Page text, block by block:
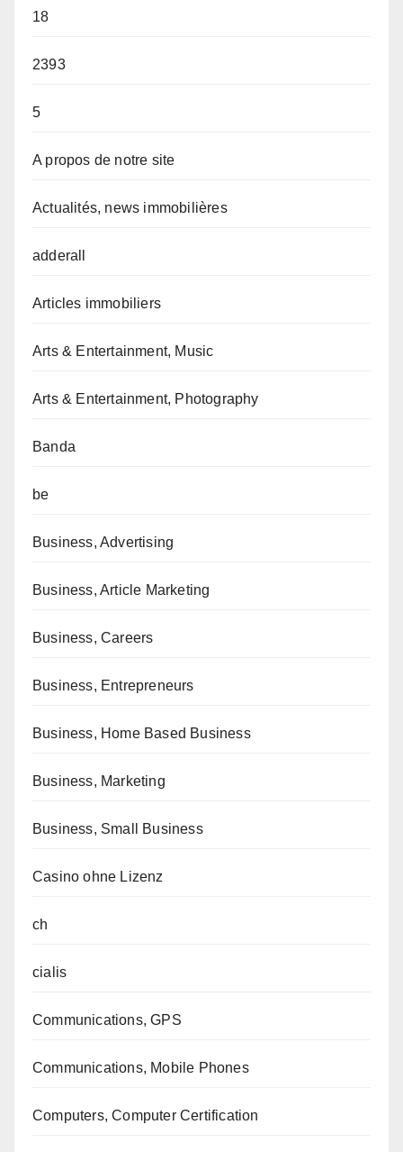
18
2393
5
A propos de notre site
Actualités, news immobilières
adderall
Articles immobiliers
Arts & Entertainment, Music
Arts & Entertainment, Photography
Banda
be
Business, Advertising
Business, Article Marketing
Business, Careers
Business, Entrepreneurs
Business, Home Based Business
Business, Marketing
Business, Small Business
Casino ohne Lizenz
ch
cialis
Communications, GPS
Communications, Mobile Phones
Computers, Computer Certification